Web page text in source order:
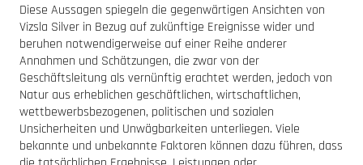
Diese Aussagen spiegeln die gegenwärtigen Ansichten von
Vizsla Silver in Bezug auf zukünftige Ereignisse wider und
beruhen notwendigerweise auf einer Reihe anderer
Annahmen und Schätzungen, die zwar von der
Geschäftsleitung als vernünftig erachtet werden, jedoch von
Natur aus erheblichen geschäftlichen, wirtschaftlichen,
wettbewerbsbezogenen, politischen und sozialen
Unsicherheiten und Unwägbarkeiten unterliegen. Viele
bekannte und unbekannte Faktoren können dazu führen, dass